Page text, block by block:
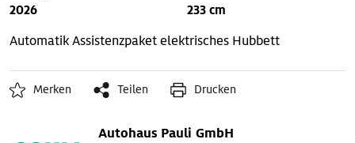
2026 233 cm
AutomatikAssistenzpaketelektrisches Hubbett
Merken Teilen Drucken
Autohaus Pauli GmbH